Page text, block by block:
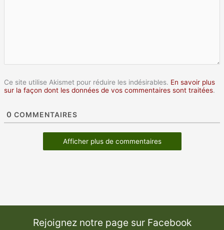
Ce site utilise Akismet pour réduire les indésirables. En savoir plus
sur la façon dont les données de vos commentaires sont traitées.
0 COMMENTAIRES
Afficher plus de commentaires
Rejoignez notre page sur Facebook